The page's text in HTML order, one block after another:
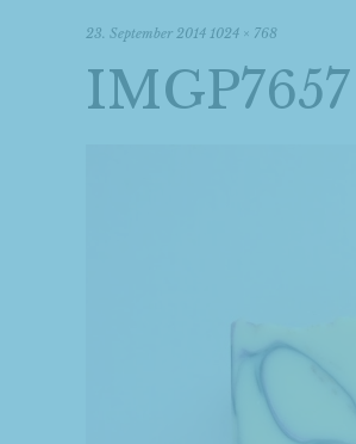
23. September 2014 1024 × 768
IMGP7657